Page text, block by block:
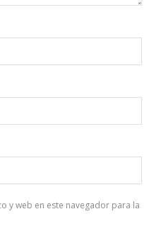
y web en este navegador para la